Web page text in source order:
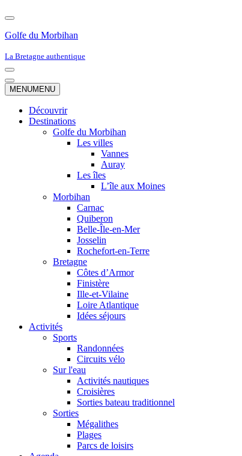
Golfe du Morbihan
La Bretagne authentique
Menu
de
navigation
Menu
de
MENUMENU
Découvrir
Destinations
Golfe du Morbihan
Les villes
Vannes
Auray
Les îles
L’île aux Moines
Morbihan
Carnac
Quiberon
Belle-Île-en-Mer
Josselin
Rochefort-en-Terre
Bretagne
Côtes d’Armor
Finistère
Ille-et-Vilaine
Loire Atlantique
Idées séjours
Activités
Sports
Randonnées
Circuits vélo
Sur l'eau
Activités nautiques
Croisières
Sorties bateau traditionnel
Sorties
Mégalithes
Plages
Parcs de loisirs